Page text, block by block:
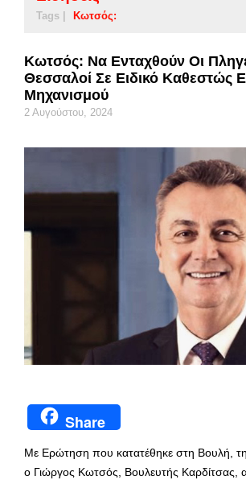
Tags | Κωτσός:
Κωτσός: Να Ενταχθούν Οι
Θεσσαλοί Σε Ειδικό Καθεστώς
Μηχανισμού
2 Αυγούστου, 2024
Share
Με Ερώτηση που κατατέθηκε στη Βουλή,
ο Γιώργος Κωτσός, Βουλευτής Καρδίτσας,